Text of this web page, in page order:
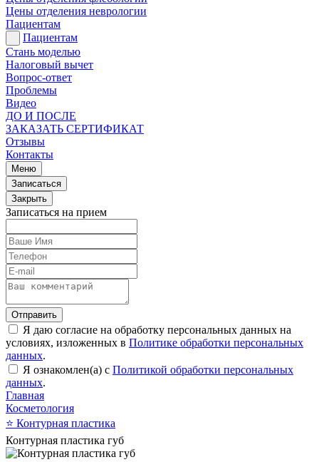
Цены отделения неврологии
Пациентам
Пациентам
Стань моделью
Налоговый вычет
Вопрос-ответ
Проблемы
Видео
ДО И ПОСЛЕ
ЗАКАЗАТЬ СЕРТИФИКАТ
Отзывы
Контакты
Меню
Записаться
Закрыть
Записаться на прием
Отправить
Я даю согласие на обработку персональных данных на
условиях, изложенных в Политике обработки персональных
данных.
Я ознакомлен(а) с Политикой обработки персональных
данных.
Главная
Косметология
⭐ Контурная пластика
Контурная пластика губ